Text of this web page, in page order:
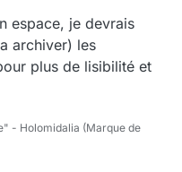
espace, je devrais
archiver) les
plus de lisibilité et
- Holomidalia (Marque de